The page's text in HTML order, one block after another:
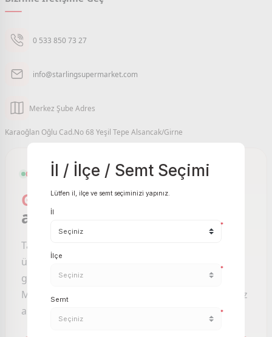
0 533 850 73 27
info@starlingsupermarket.com
Merkez Şube Adres
Karaoğlan Oğlu Cad.No 68 Yeşil Tepe Alsancak/Girne
GIRNE VE ÇEVRESI ONLINE MARKET
Girne Online Market
ayağınıza gelsin.
Taze meyve sebzeden temel gıdaya, binlerce
ürünü birkaç tıkla sipariş edin; Starling
güvencesiyle aynı gün kapınıza getirelim.
Mağazaya gitmeden, sıra beklemeden, dilediğiniz
an alışveriş yapın.
İl / İlçe / Semt Seçimi
Lütfen il, ilçe ve semt seçiminizi yapınız.
İl
*
İlçe
*
Semt
*